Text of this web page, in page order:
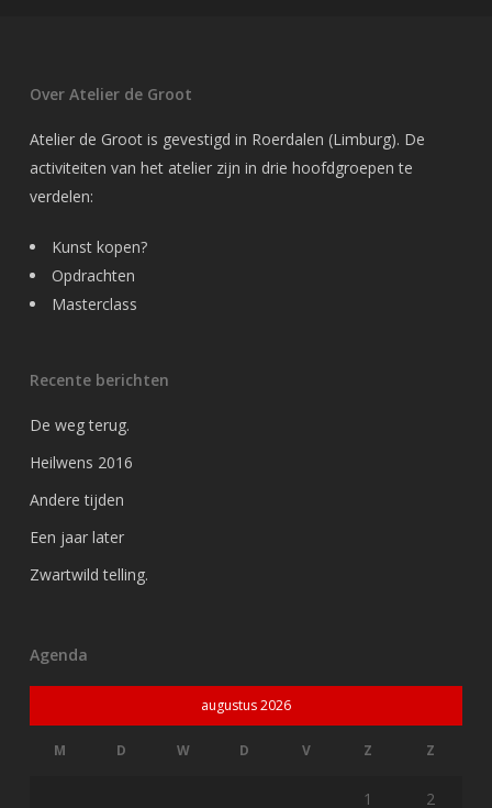
Over Atelier de Groot
Atelier de Groot is gevestigd in Roerdalen (Limburg). De
activiteiten van het atelier zijn in drie hoofdgroepen te
verdelen:
Kunst kopen?
Opdrachten
Masterclass
Recente berichten
De weg terug.
Heilwens 2016
Andere tijden
Een jaar later
Zwartwild telling.
Agenda
augustus 2026
M D W D V Z Z
1 2